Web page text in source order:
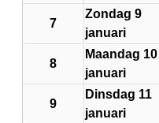
7
Zondag 9
januari
8
Maandag 10
januari
9
Dinsdag 11
januari